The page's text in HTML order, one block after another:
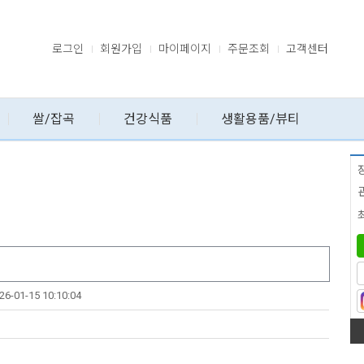
로그인 회원가입 마이페이지 주문조회 고객센터
쌀/잡곡 건강식품 생활용품/뷰티
01-15 10:10:04